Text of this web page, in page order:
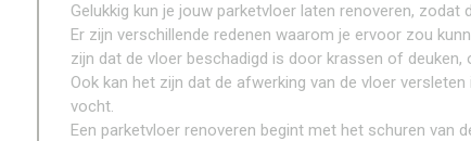
Gelukkig kun je jouw parketvloer laten renoveren, zodat
Er zijn verschillende redenen waarom je ervoor zou
zijn dat de vloer beschadigd is door krassen of
Ook kan het zijn dat de afwerking van de vloer
vocht.
Een parketvloer renoveren begint met het schuren van